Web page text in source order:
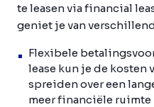
te leasen via financial
geniet je van
Flexibele
lease kun je de kosten
spreiden over een
meer financiële ruimte